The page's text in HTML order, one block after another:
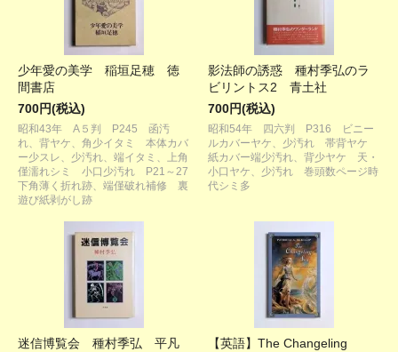
少年愛の美学 稲垣足穂 徳
間書店
700円(税込)
昭和43年 A５判 P245 函汚
れ、背ヤケ、角少イタミ 本体カバ
ー少スレ、少汚れ、端イタミ、上角
僅濡れシミ 小口少汚れ P21～27
下角薄く折れ跡、端僅破れ補修 裏
遊び紙剥がし跡
影法師の誘惑 種村季弘のラ
ビリントス2 青土社
700円(税込)
昭和54年 四六判 P316 ビニー
ルカバーヤケ、少汚れ 帯背ヤケ
紙カバー端少汚れ、背少ヤケ 天・
小口ヤケ、少汚れ 巻頭数ページ時
代シミ多
迷信博覧会 種村季弘 平凡
【英語】The Changeling